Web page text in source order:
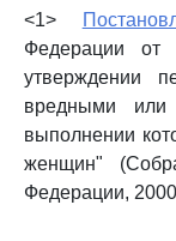
<1>
Федерации
утверждении
вредными или
выполнении
женщин"
Федерации,